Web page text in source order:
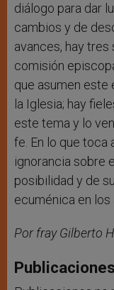
diálogo para dar
cambios y de
avances, hay
comisión
que asumen este
la Iglesia; hay
este tema y lo
fe. En lo que toca
ignorancia sobre
posibilidad y de
ecuménica en
Por fray Gilberto